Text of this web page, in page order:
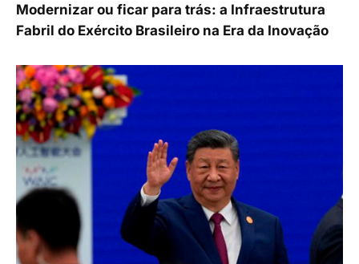
Modernizar ou ficar para trás: a Infraestrutura
Fabril do Exército Brasileiro na Era da Inovação